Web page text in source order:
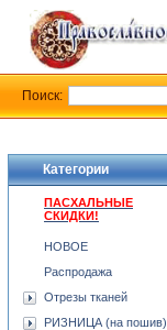
Категории
ПАСХАЛЬНЫЕ
СКИДКИ!
НОВОЕ
Распродажа
Отрезы тканей
РИЗНИЦА (на пошив)
Поиск: